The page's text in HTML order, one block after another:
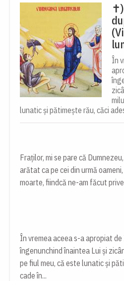
În
lunatic și pătimește rău, căci
Fraților, mi se pare că
arătat ca pe cei din urmă
moarte, fiindcă ne-am făcut
În vremea aceea s-a apropiat de
îngenunchind înaintea Lui și
pe fiul meu, că este lunatic și
cade în...